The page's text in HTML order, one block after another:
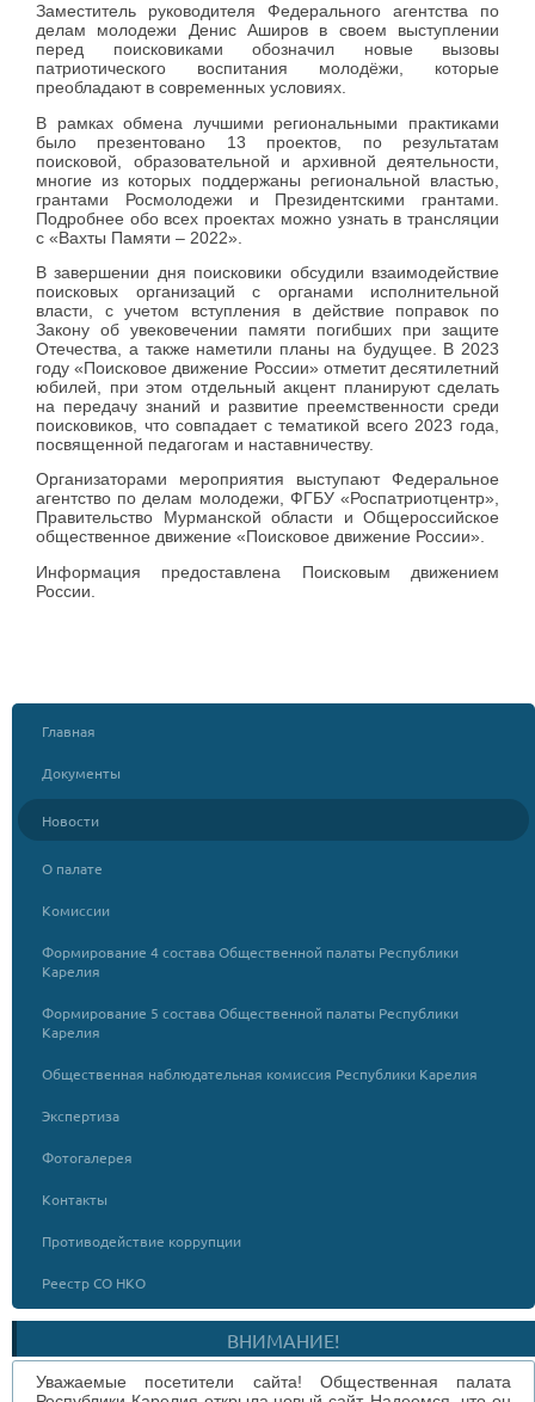
Заместитель руководителя Федерального агентства по
делам молодежи Денис Аширов в своем выступлении
перед поисковиками обозначил новые вызовы
патриотического воспитания молодёжи, которые
преобладают в современных условиях.
В рамках обмена лучшими региональными практиками
было презентовано 13 проектов, по результатам
поисковой, образовательной и архивной деятельности,
многие из которых поддержаны региональной властью,
грантами Росмолодежи и Президентскими грантами.
Подробнее обо всех проектах можно узнать в трансляции
с «Вахты Памяти – 2022».
В завершении дня поисковики обсудили взаимодействие
поисковых организаций с органами исполнительной
власти, с учетом вступления в действие поправок по
Закону об увековечении памяти погибших при защите
Отечества, а также наметили планы на будущее. В 2023
году «Поисковое движение России» отметит десятилетний
юбилей, при этом отдельный акцент планируют сделать
на передачу знаний и развитие преемственности среди
поисковиков, что совпадает с тематикой всего 2023 года,
посвященной педагогам и наставничеству.
Организаторами мероприятия выступают Федеральное
агентство по делам молодежи, ФГБУ «Роспатриотцентр»,
Правительство Мурманской области и Общероссийское
общественное движение «Поисковое движение России».
Информация предоставлена Поисковым движением
России.
Главная
Документы
Новости
О палате
Комиссии
Формирование 4 состава Общественной палаты Республики
Карелия
Формирование 5 состава Общественной палаты Республики
Карелия
Общественная наблюдательная комиссия Республики Карелия
Экспертиза
Фотогалерея
Контакты
Противодействие коррупции
Реестр СО НКО
ВНИМАНИЕ!
Уважаемые посетители сайта! Общественная палата